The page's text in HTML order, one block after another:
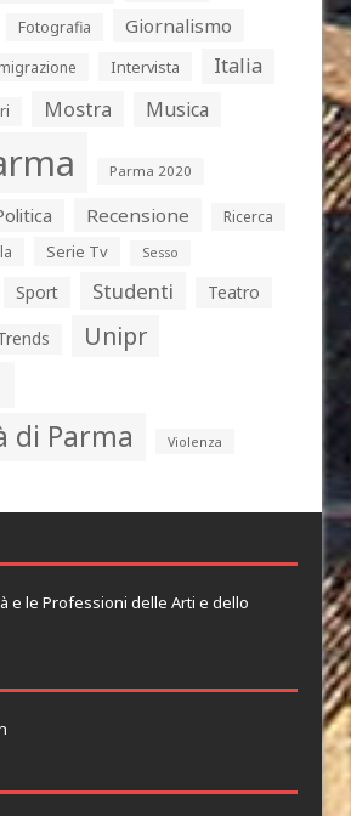
Fotografia Giornalismo
Intervista Italia
Mostra Musica
Parma 2020
Recensione
Ricerca
Serie Tv Sesso
Sport Studenti Teatro
Unipr
di Parma Violenza
e le Professioni delle Arti e dello